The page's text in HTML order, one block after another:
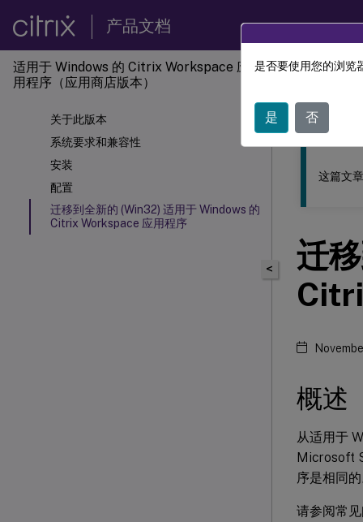
产品文档
适用于 Windows 的 Citrix Workspace 应
用程序（应用商店版本）
关于此版本
系统要求和兼容性
安装
配置
迁移到全新的 (Win32) 适用于 Windows 的
Citrix Workspace 应用程序
此内容已经过
<
这篇文
迁
概述
从适用于
Microsoft
序是相同
请参阅常
是否要使用您的浏览
是 否